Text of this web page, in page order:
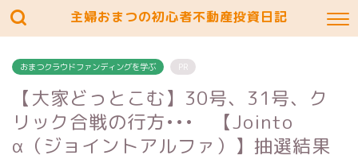
主婦おまつの初心者不動産投資日記
おまつクラウドファンディングを学ぶ PR
【大家どっとこむ】30号、31号、ク
リック合戦の行方••• 【Jointo
α（ジョイントアルファ）】抽選結果